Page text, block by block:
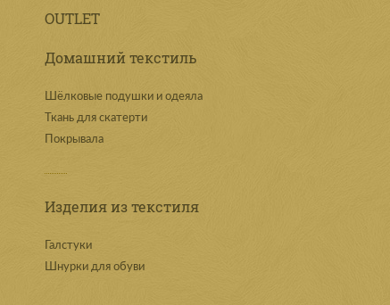
OUTLET
Домашний текстиль
Шёлковые подушки и одеяла
Ткань для скатерти
Покрывала
Изделия из текстиля
Галстуки
Шнурки для обуви